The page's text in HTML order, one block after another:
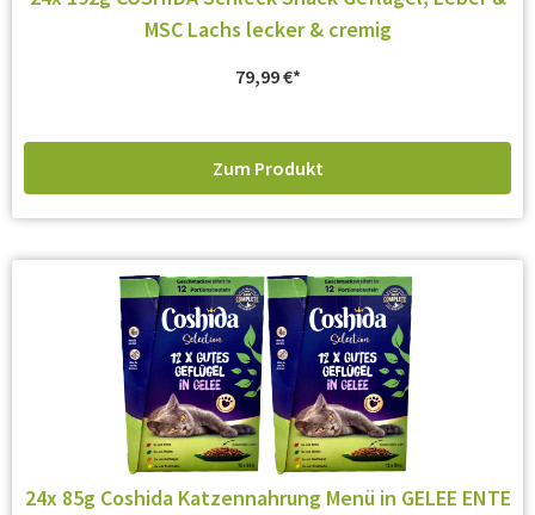
MSC Lachs lecker & cremig
79,99€
Zum Produkt
24x 85g Coshida Katzennahrung Menü in GELEE ENTE